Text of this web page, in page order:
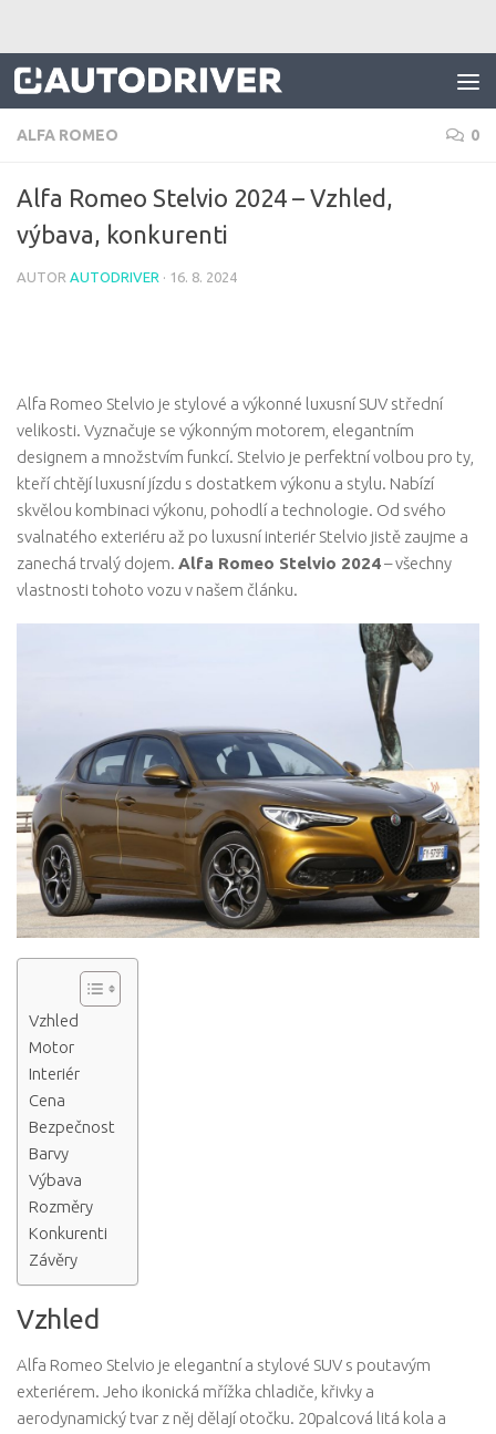
ALFA ROMEO 0
Alfa Romeo Stelvio 2024 – Vzhled,
výbava, konkurenti
AUTOR AUTODRIVER · 16. 8. 2024
Alfa Romeo Stelvio je stylové a výkonné luxusní SUV střední
velikosti. Vyznačuje se výkonným motorem, elegantním
designem a množstvím funkcí. Stelvio je perfektní volbou pro ty,
kteří chtějí luxusní jízdu s dostatkem výkonu a stylu. Nabízí
skvělou kombinaci výkonu, pohodlí a technologie. Od svého
svalnatého exteriéru až po luxusní interiér Stelvio jistě zaujme a
zanechá trvalý dojem. Alfa Romeo Stelvio 2024– všechny
vlastnosti tohoto vozu v našem článku.
Vzhled
Motor
Interiér
Cena
Bezpečnost
Barvy
Výbava
Rozměry
Konkurenti
Závěry
Vzhled
Alfa Romeo Stelvio je elegantní a stylové SUV s poutavým
exteriérem. Jeho ikonická mřížka chladiče, křivky a
aerodynamický tvar z něj dělají otočku. 20palcová litá kola a